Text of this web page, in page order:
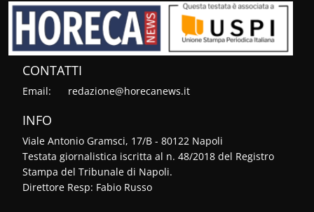
CONTATTI
Email: redazione@horecanews.it
INFO
Viale Antonio Gramsci, 17/B - 80122 Napoli
Testata giornalistica iscritta al n. 48/2018 del Registro
Stampa del Tribunale di Napoli.
Direttore Resp: Fabio Russo